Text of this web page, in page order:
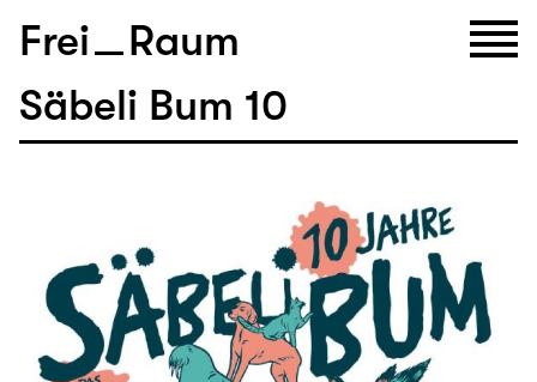
Frei
Raum
Säbeli Bum 10